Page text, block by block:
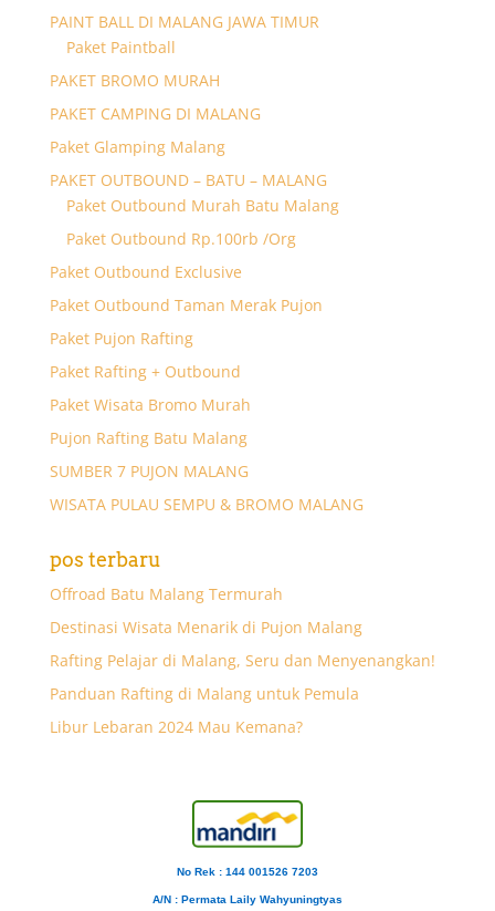
PAINT BALL DI MALANG JAWA TIMUR
Paket Paintball
PAKET BROMO MURAH
PAKET CAMPING DI MALANG
Paket Glamping Malang
PAKET OUTBOUND – BATU – MALANG
Paket Outbound Murah Batu Malang
Paket Outbound Rp.100rb /Org
Paket Outbound Exclusive
Paket Outbound Taman Merak Pujon
Paket Pujon Rafting
Paket Rafting + Outbound
Paket Wisata Bromo Murah
Pujon Rafting Batu Malang
SUMBER 7 PUJON MALANG
WISATA PULAU SEMPU & BROMO MALANG
pos terbaru
Offroad Batu Malang Termurah
Destinasi Wisata Menarik di Pujon Malang
Rafting Pelajar di Malang, Seru dan Menyenangkan!
Panduan Rafting di Malang untuk Pemula
Libur Lebaran 2024 Mau Kemana?
No Rek : 144 001526 7203
A/N : Permata Laily Wahyuningtyas